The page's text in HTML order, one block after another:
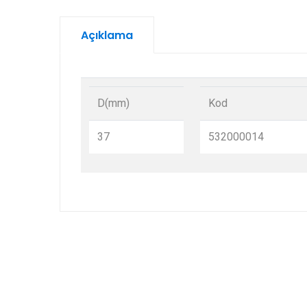
Açıklama
D(mm)
37
Kod
532000014